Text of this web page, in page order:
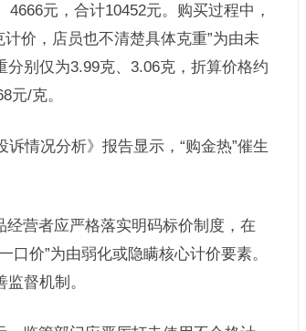
元，合计10452元。购买过程中，
价，店员也不清楚具体克重”为由未
别仅为3.99克、3.06克，折算价格约
元/克。
情况分析》报告显示，“购金热”催生
营者应严格落实明码标价制度，在
价”为由弱化或隐瞒核心计价要素。
督机制。